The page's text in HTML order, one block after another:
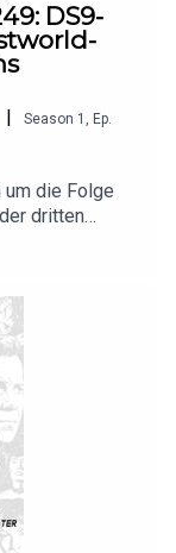
DS9-
| Season 1
Ep.
die Folge
dritten
Nine". Es